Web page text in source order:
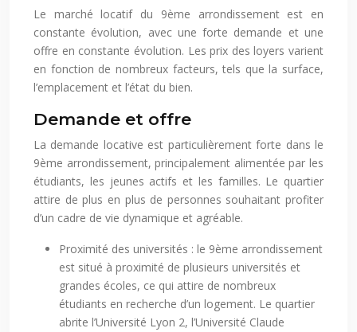
Le marché locatif du 9ème arrondissement est en
constante évolution, avec une forte demande et une
offre en constante évolution. Les prix des loyers varient
en fonction de nombreux facteurs, tels que la surface,
l’emplacement et l’état du bien.
Demande et offre
La demande locative est particulièrement forte dans le
9ème arrondissement, principalement alimentée par les
étudiants, les jeunes actifs et les familles. Le quartier
attire de plus en plus de personnes souhaitant profiter
d’un cadre de vie dynamique et agréable.
Proximité des universités : le 9ème arrondissement
est situé à proximité de plusieurs universités et
grandes écoles, ce qui attire de nombreux
étudiants en recherche d’un logement. Le quartier
abrite l’Université Lyon 2, l’Université Claude